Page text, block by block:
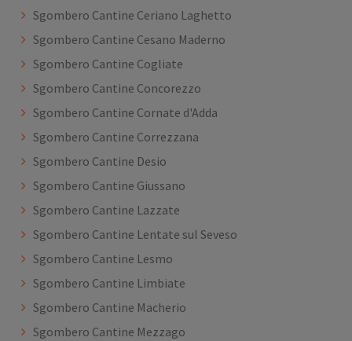
Sgombero Cantine Ceriano Laghetto
Sgombero Cantine Cesano Maderno
Sgombero Cantine Cogliate
Sgombero Cantine Concorezzo
Sgombero Cantine Cornate d'Adda
Sgombero Cantine Correzzana
Sgombero Cantine Desio
Sgombero Cantine Giussano
Sgombero Cantine Lazzate
Sgombero Cantine Lentate sul Seveso
Sgombero Cantine Lesmo
Sgombero Cantine Limbiate
Sgombero Cantine Macherio
Sgombero Cantine Mezzago